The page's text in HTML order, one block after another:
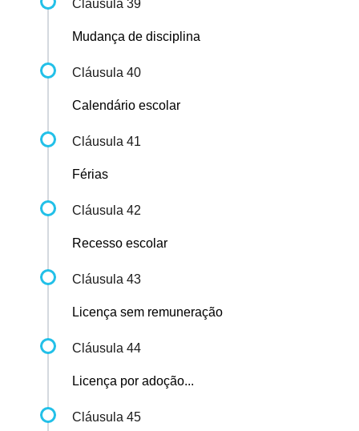
Cláusula 39
Mudança de disciplina
Cláusula 40
Calendário escolar
Cláusula 41
Férias
Cláusula 42
Recesso escolar
Cláusula 43
Licença sem remuneração
Cláusula 44
Licença por adoção...
Cláusula 45